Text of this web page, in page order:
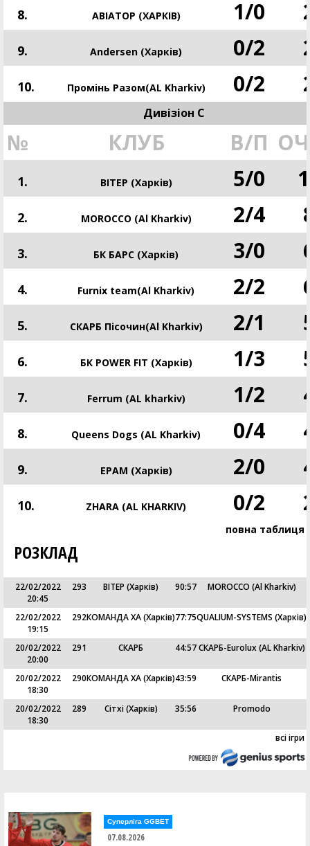
8. АВІАТОР (ХАРКІВ) 1/0
9. Andersen (Харків) 0/2
10. Промінь Разом(AL Kharkiv) 0/2
Дивізіон С
№ КЛУБ В/П
1. ВІТЕР (Харків) 5/0
2. MOROCCO (Al Kharkiv) 2/4
3. БК БАРС (Харків) 3/0
4. Furnix team(Al Kharkiv) 2/2
5. СКАРБ Пісочин(Al Kharkiv) 2/1
6. БК POWER FIT (Харків) 1/3
7. Ferrum (AL kharkiv) 1/2
8. Queens Dogs (AL Kharkiv) 0/4
9. EPAM (Харків) 2/0
10. ZHARA (AL KHARKIV) 0/2
повна таблиця
РОЗКЛАД
22/02/2022
20:45
293 ВІТЕР (Харків) 90:57 MOROCCO (Al Kharkiv)
22/02/2022
19:15
292КОМАНДА ХА (Харків)77:75QUALIUM-SYSTEMS (Харків)
20/02/2022
20:00
291 СКАРБ 44:57СКАРБ-Eurolux (AL Kharkiv)
20/02/2022
18:30
290КОМАНДА ХА (Харків)43:59 СКАРБ-Mirantis
20/02/2022
18:30
289 Сітхі (Харків) 35:56 Promodo
всі ігри
Суперліга GGBET
07.08.2026